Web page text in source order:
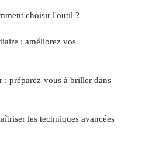
choisir l'outil ?
: améliorez vos
: préparez-vous à briller dans
les techniques avancées